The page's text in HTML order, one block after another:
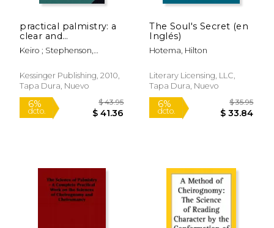
practical palmistry: a
clear and
commonsense
explanation of the
which everyone may
read his own
Inglés)
Keiro ; Stephenson,
Kessinger Publishing, 2010,
Tapa Dura, Nuevo
The Soul's Secret (en
Inglés)
Hotema, Hilton
Literary Licensing, LLC,
Tapa Dura, Nuevo